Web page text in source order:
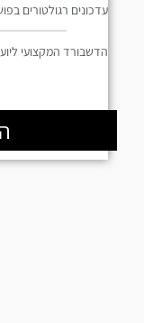
עדכונים רגולטורים
הדשבורד המקצועי